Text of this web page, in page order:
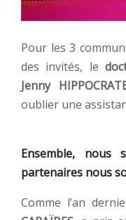
Pour les 3
des invités, le
Jenny
oublier une
Ensemble,
partenaires nous
Comme l’an